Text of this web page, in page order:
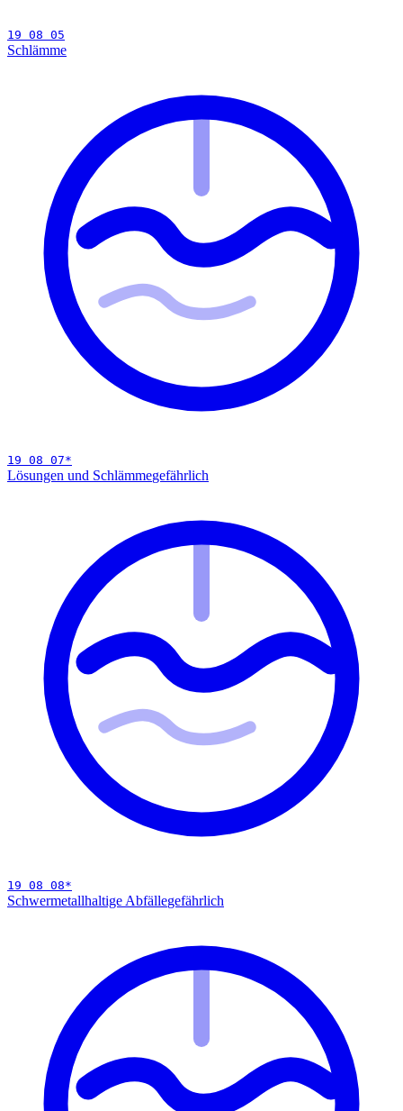
19 08 05
Schlämme
19 08 07*
Lösungen und Schlämmegefährlich
19 08 08*
Schwermetallhaltige Abfällegefährlich